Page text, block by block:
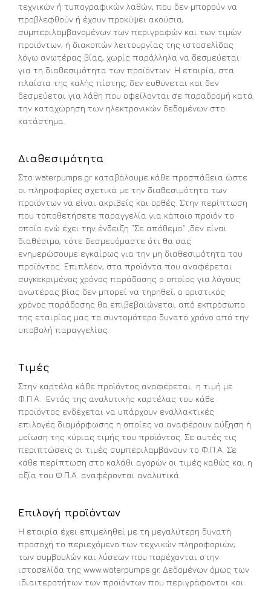
τεχνικών ή τυπογραφικών λαθών, που δεν μπορούν να
προβλεφθούν ή έχουν προκύψει ακούσια,
συμπεριλαμβανομένων των περιγραφών και των τιμών
προϊόντων, ή διακοπών λειτουργίας της ιστοσελίδας
λόγω ανωτέρας βίας, χωρίς παράλληλα να δεσμεύεται
για τη διαθεσιμότητα των προϊόντων. Η εταιρία, στα
πλαίσια της καλής πίστης, δεν ευθύνεται και δεν
δεσμεύεται για λάθη που οφείλονται σε παραδρομή κατά
την καταχώρηση των ηλεκτρονικών δεδομένων στο
κατάστημα.
Διαθεσιμότητα
Στο waterpumps.gr καταβάλουμε κάθε προσπάθεια ώστε
οι πληροφορίες σχετικά με την διαθεσιμότητα των
προϊόντων να είναι ακριβείς και ορθές. Στην περίπτωση
που τοποθετήσετε παραγγελία για κάποιο προϊόν το
οποίο ενώ έχει την ένδειξη ”Σε απόθεμα” ,δεν είναι
διαθέσιμο, τότε δεσμευόμαστε ότι θα σας
ενημερώσουμε εγκαίρως για την μη διαθεσιμότητα του
προϊόντος. Επιπλέον, στα προϊόντα που αναφέρεται
συγκεκριμένος χρόνος παράδοσης ο οποίος για λόγους
ανωτέρας βίας δεν μπορεί να τηρηθεί, ο οριστικός
χρόνος παράδοσης θα επιβεβαιώνεται από εκπρόσωπο
της εταιρίας μας το συντομότερο δυνατό χρόνο από την
υποβολή παραγγελίας.
Τιμές
Στην καρτέλα κάθε προϊόντος αναφέρεται η τιμή με
Φ.Π.Α. Εντός της αναλυτικής καρτέλας του κάθε
προϊόντος ενδέχεται να υπάρχουν εναλλακτικές
επιλογές διαμόρφωσης η οποίες να αναφέρουν αύξηση ή
μείωση της κύριας τιμής του προϊόντος. Σε αυτές τις
περιπτώσεις οι τιμές συμπεριλαμβάνουν το Φ.Π.Α. Σε
κάθε περίπτωση στο καλάθι αγορών οι τιμές καθώς και η
αξία του Φ.Π.Α. αναφέρονται αναλυτικά.
Επιλογή προϊόντων
Η εταιρία έχει επιμεληθεί με τη μεγαλύτερη δυνατή
προσοχή το περιεχόμενο των τεχνικών πληροφοριών,
των συμβουλών και λύσεων που παρέχονται στην
ιστοσελίδα της www.waterpumps.gr. Δεδομένων όμως των
ιδιαιτεροτήτων των προϊόντων που περιγράφονται και